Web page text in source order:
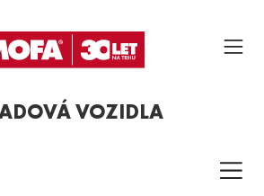
alespoň 3 znaky.VOZIDLA